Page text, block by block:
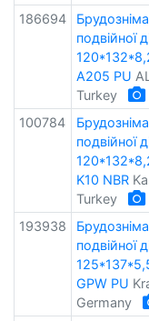
186694
подвійної
A205 PU
Turkey
100784
подвійної
K10 NBR
Turkey
193938
подвійної
GPW PU
Germany